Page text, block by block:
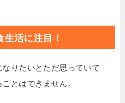
活に注目！
りたいとただ思っていて
とはできません。